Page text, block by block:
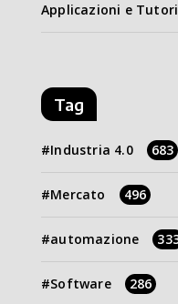
Applicazioni e
Tag
Industria 4.0 683
Mercato 496
automazione
Software 286